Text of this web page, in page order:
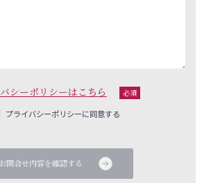
シーポリシーはこちら 必須
プライバシーポリシーに同意する
お問合せ内容を確認する